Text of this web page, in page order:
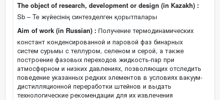
The object of research, development or design (in Kazakh) :
Sb – Te жүйесінің синтезделген қорытпалары
Aim of work (in Russian) : Получение термодинамических
констант конденсированной и паровой фаз бинарных
систем сурьмы с теллуром, селеном и серой, а также
построение фазовых переходов жидкость-пар при
атмосферном и низких давлениях, позволяющих отследить
поведение указанных редких элементов в условиях вакуум-
дистилляционной переработки штейнов и выдать
технологические рекомендации для их извлечения